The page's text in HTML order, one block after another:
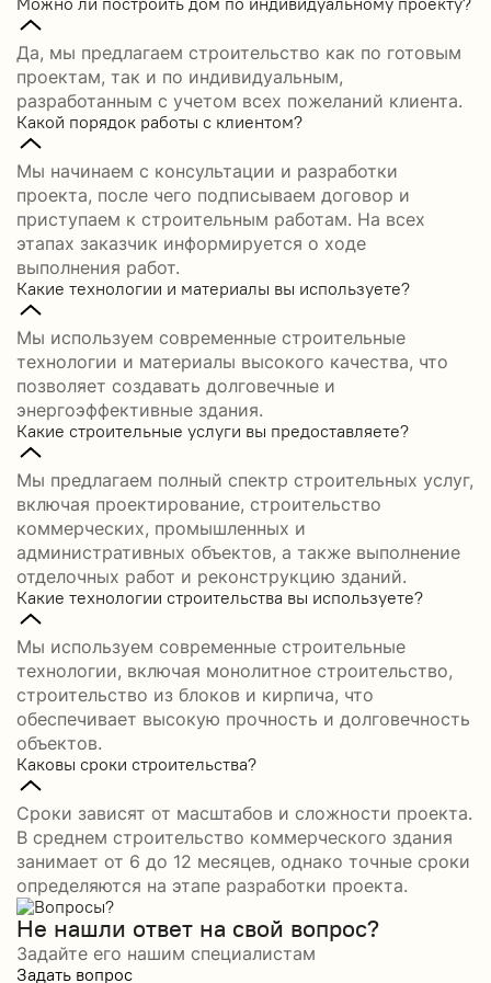
Да, мы предлагаем строительство как по готовым
проектам, так и по индивидуальным,
разработанным с учетом всех пожеланий клиента.
Какой порядок работы с клиентом?
Мы начинаем с консультации и разработки
проекта, после чего подписываем договор и
приступаем к строительным работам. На всех
этапах заказчик информируется о ходе
выполнения работ.
Какие технологии и материалы вы используете?
Мы используем современные строительные
технологии и материалы высокого качества, что
позволяет создавать долговечные и
энергоэффективные здания.
Какие строительные услуги вы предоставляете?
Мы предлагаем полный спектр строительных услуг,
включая проектирование, строительство
коммерческих, промышленных и
административных объектов, а также выполнение
отделочных работ и реконструкцию зданий.
Какие технологии строительства вы используете?
Мы используем современные строительные
технологии, включая монолитное строительство,
строительство из блоков и кирпича, что
обеспечивает высокую прочность и долговечность
объектов.
Каковы сроки строительства?
Сроки зависят от масштабов и сложности проекта.
В среднем строительство коммерческого здания
занимает от 6 до 12 месяцев, однако точные сроки
определяются на этапе разработки проекта.
Не нашли ответ на свой вопрос?
Задайте его нашим специалистам
Задать вопрос